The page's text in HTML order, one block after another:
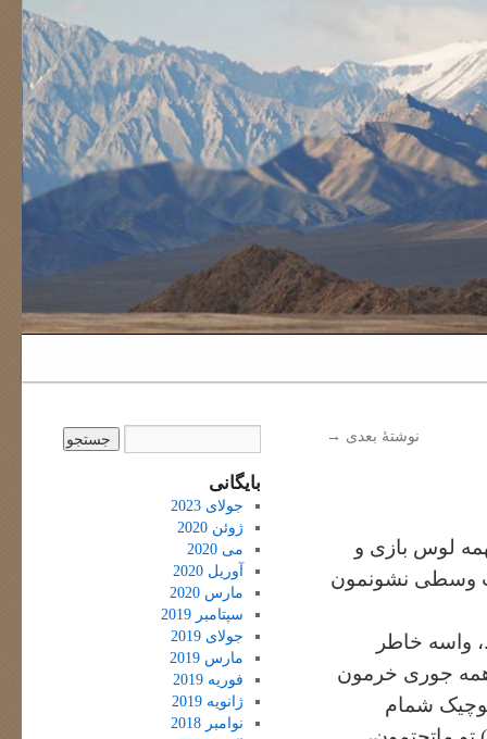
نوشتهٔ بعدی →
لوس بازی و
وسطی نشونمون
واسه خاطر
جوری خرمون
شمام
بایگانی
جولای 2023
ژوئن 2020
می 2020
آوریل 2020
مارس 2020
سپتامبر 2019
جولای 2019
مارس 2019
فوریه 2019
ژانویه 2019
نوامبر 2018